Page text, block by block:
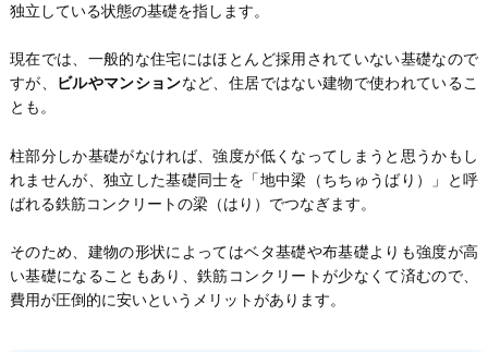
独立している状態の基礎を指します。
現在では、一般的な住宅にはほとんど採用されていない基礎なので
すが、
ビルやマンションなど、住居ではない建物で使われているこ
とも。
柱部分しか基礎がなければ、強度が低くなってしまうと思うかもし
れませんが、独立した基礎同士を「地中梁（ちちゅうばり）」と呼
ばれる鉄筋コンクリートの梁（はり）でつなぎます。
そのため、建物の形状によってはベタ基礎や布基礎よりも強度が高
い基礎になることもあり、鉄筋コンクリートが少なくて済むので、
費用が圧倒的に安いというメリットがあります。